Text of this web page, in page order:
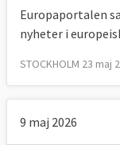
Europaportalen
nyheter i
STOCKHOLM 23 maj
9 maj 2026